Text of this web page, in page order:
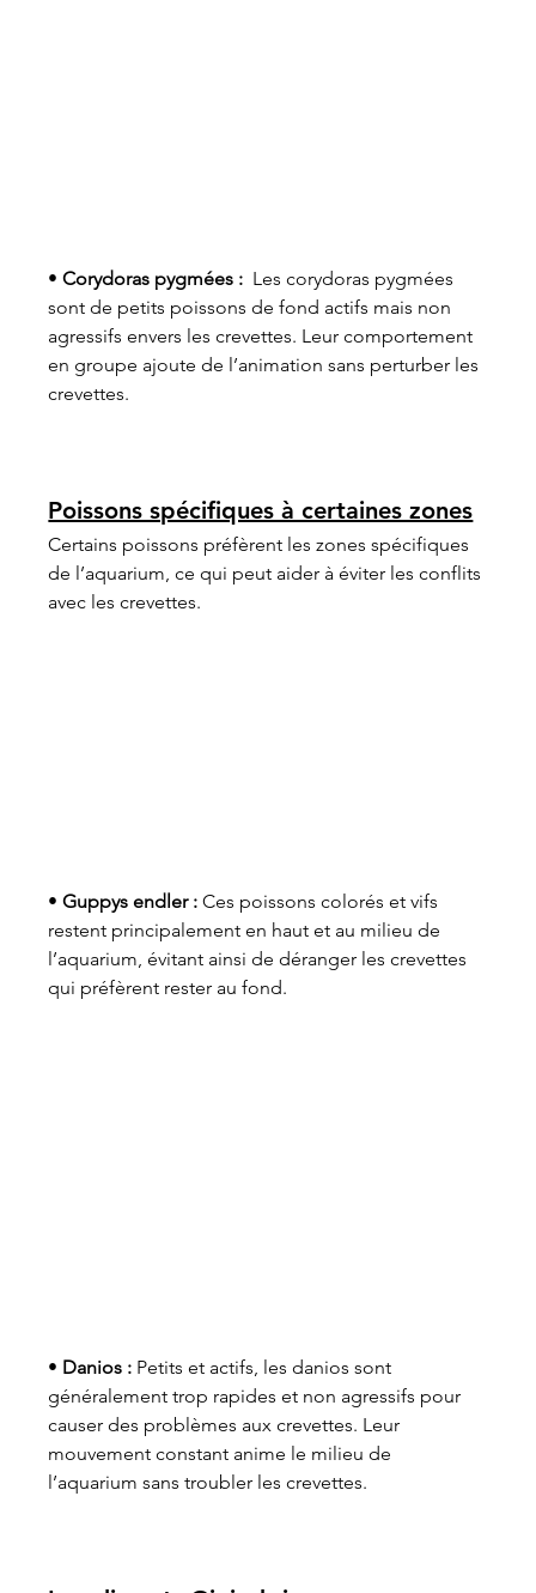
• Corydoras pygmées : Les corydoras pygmées
sont de petits poissons de fond actifs mais non
agressifs envers les crevettes. Leur comportement
en groupe ajoute de l’animation sans perturber les
crevettes.
Poissons spécifiques à certaines zones
Certains poissons préfèrent les zones spécifiques
de l’aquarium, ce qui peut aider à éviter les conflits
avec les crevettes.
• Guppys endler : Ces poissons colorés et vifs
restent principalement en haut et au milieu de
l’aquarium, évitant ainsi de déranger les crevettes
qui préfèrent rester au fond.
• Danios : Petits et actifs, les danios sont
généralement trop rapides et non agressifs pour
causer des problèmes aux crevettes. Leur
mouvement constant anime le milieu de
l’aquarium sans troubler les crevettes.